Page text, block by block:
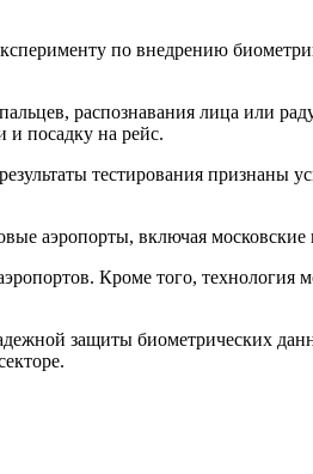
по внедрению
распознавания лица или
и посадку на рейс.
тестирования признаны
аэропорты, включая
Кроме того,
защиты биометрических